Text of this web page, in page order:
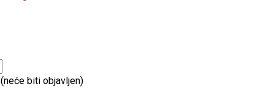
(neće biti objavljen)